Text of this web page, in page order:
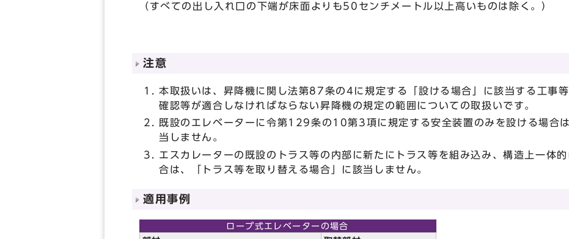
（すべての出し入れ口の下端が床面よりも50センチメートル以上高いものは除く。）
注意
本取扱いは、昇降機に関し法第87条の4に規定する「設ける場合」に該当する工事
確認等が適合しなければならない昇降機の規定の範囲についての取扱いです。
既設のエレベーターに令第129条の10第3項に規定する安全装置のみを設ける場合
当しません。
エスカレーターの既設のトラス等の内部に新たにトラス等を組み込み、構造上一体
合は、「トラス等を取り替える場合」に該当しません。
適用事例
ロープ式エレベーターの場合